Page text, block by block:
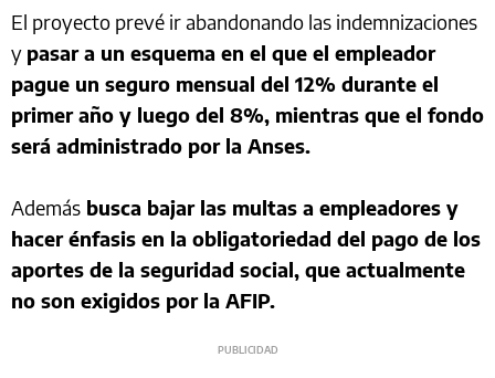
El proyecto prevé ir abandonando las indemnizaciones
y pasar a un esquema en el que el empleador
pague un seguro mensual del 12% durante el
primer año y luego del 8%, mientras que el fondo
será administrado por la Anses.
Además busca bajar las multas a empleadores y
hacer énfasis en la obligatoriedad del pago de los
aportes de la seguridad social, que actualmente
no son exigidos por la AFIP.